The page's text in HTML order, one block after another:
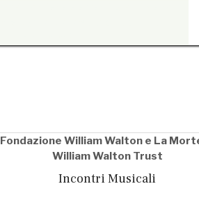
Fondazione William Walton e La
William Walton Trust
Incontri Musicali